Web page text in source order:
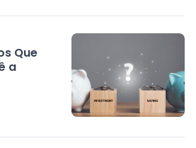
Que
a